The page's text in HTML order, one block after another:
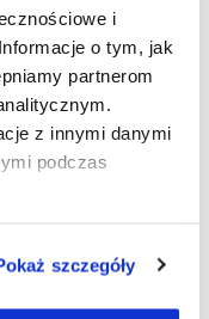
i
o tym, jak
partnerom
z innymi danymi
podczas
szczegóły